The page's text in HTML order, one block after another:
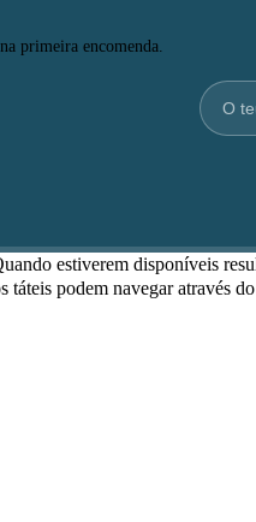
primeira encomenda.
estiverem disponíveis
podem navegar através